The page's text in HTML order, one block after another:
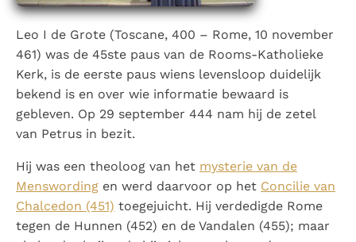
Paus Leo XIV in Pavia: "De stad is zowel een gave als
een taak"
Paus in Pavia: St. Augustinus toont ons de noodzaak om
"naar het innerlijk" toe te keren.
RK Documenten stelt heel veel belangrijke
kerkelijke documenten van de Rooms
Katholieke Kerk in het Nederlands beschikbaar
en is volledig afhankelijk van donaties.
Ik help mee!
Leo I de Grote (Toscane, 400 – Rome, 10 november
461) was de 45ste paus van de Rooms-Katholieke
Kerk, is de eerste paus wiens levensloop duidelijk
bekend is en over wie informatie bewaard is
gebleven. Op 29 september 444 nam hij de zetel
van Petrus in bezit.
Hij was een theoloog van het mysterie van de
Menswording en werd daarvoor op het Concilie van
Chalcedon (451) toegejuicht. Hij verdedigde Rome
tegen de Hunnen (452) en de Vandalen (455); maar